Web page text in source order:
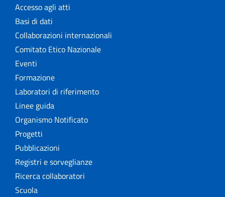
Accesso agli atti
Basi di dati
Collaborazioni internazionali
Comitato Etico Nazionale
Eventi
Formazione
Laboratori di riferimento
Linee guida
Organismo Notificato
Progetti
Pubblicazioni
Registri e sorveglianze
Ricerca collaboratori
Scuola